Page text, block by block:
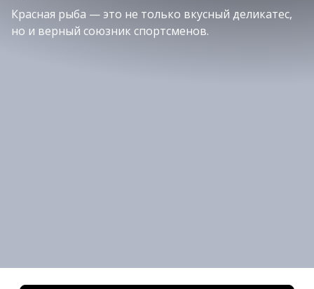
Красная рыба — это не только вкусный деликатес,
но и верный союзник спортсменов.